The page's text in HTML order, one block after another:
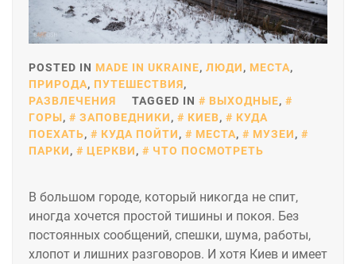
POSTED IN MADE IN UKRAINE, ЛЮДИ, МЕСТА,
ПРИРОДА, ПУТЕШЕСТВИЯ,
РАЗВЛЕЧЕНИЯ
TAGGED IN ВЫХОДНЫЕ,
ГОРЫ, ЗАПОВЕДНИКИ, КИЕВ,
КУДА
ПОЕХАТЬ, КУДА ПОЙТИ, МЕСТА, МУЗЕИ,
ПАРКИ, ЦЕРКВИ, ЧТО ПОСМОТРЕТЬ
В большом городе, который никогда не спит,
иногда хочется простой тишины и покоя. Без
постоянных сообщений, спешки, шума, работы,
хлопот и лишних разговоров. И хотя Киев и имеет